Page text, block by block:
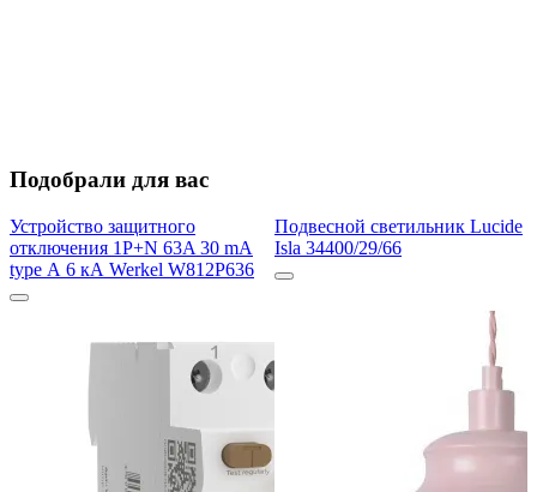
Подобрали для вас
Устройство защитного
отключения 1P+N 63A 30 mA
type А 6 кА Werkel W812P636
Подвесной светильник Lucide
Isla 34400/29/66